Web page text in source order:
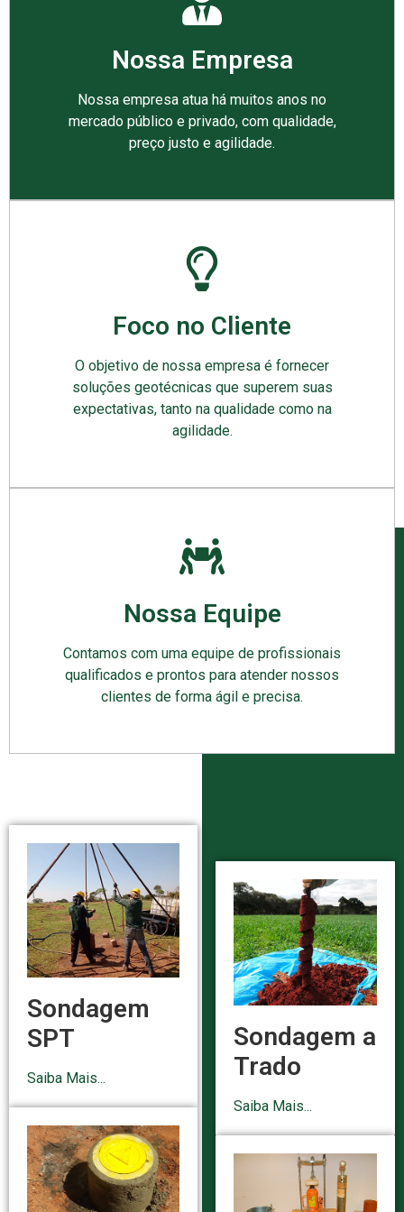
Nossa Empresa
Nossa empresa atua há muitos anos no
mercado público e privado, com qualidade,
preço justo e agilidade.
Foco no Cliente
O objetivo de nossa empresa é fornecer
soluções geotécnicas que superem suas
expectativas, tanto na qualidade como na
agilidade.
Nossa Equipe
Contamos com uma equipe de profissionais
qualificados e prontos para atender nossos
clientes de forma ágil e precisa.
Sondagem
SPT
Saiba Mais...
Sondagem a
Trado
Saiba Mais...